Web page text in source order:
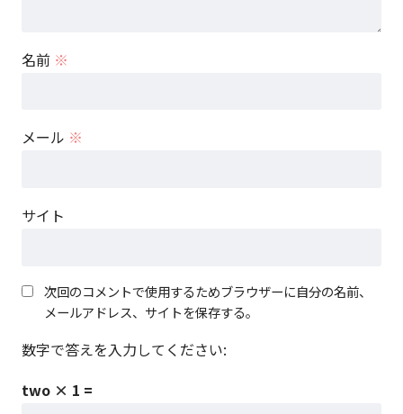
名前 ※
メール ※
サイト
次回のコメントで使用するためブラウザーに自分の名前、
メールアドレス、サイトを保存する。
数字で答えを入力してください:
two × 1 =